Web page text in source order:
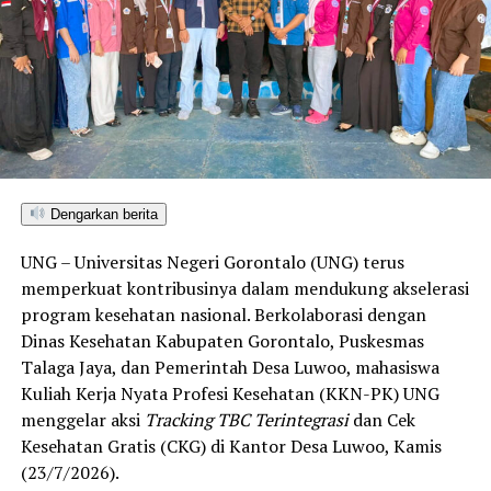
skor IKAD 2026 sebesar 6,39—posisi tertinggi dibanding
seluruh kabupaten/kota di Provinsi Gorontalo maupun
Sulawesi Utara. Skor ini melampaui target yang
ditetapkan dan mengantarkan Kota Gorontalo menjadi
satu-satunya daerah di wilayah tersebut yang
menembus kategori “Unggul”. Sementara kabupaten lain
di Gorontalo masih berada pada kategori “Berkembang”
tertinggi di kawasan SulutGo sebagaimana dipaparkan
dalam Rakorwil TPAKD,” ungkap Wawali Indra Gobel
usai kegiatan.
Indra menambahkan, skor IKAD ini membuktikan bahwa
tingkat keterjangkauan, pemanfaatan, serta inklusivitas
layanan keuangan bagi masyarakat di Kota Gorontalo
berada di posisi terdepan.
Dengarkan berita
UNG – Universitas Negeri Gorontalo (UNG) terus
memperkuat kontribusinya dalam mendukung akselerasi
program kesehatan nasional. Berkolaborasi dengan
Dinas Kesehatan Kabupaten Gorontalo, Puskesmas
Talaga Jaya, dan Pemerintah Desa Luwoo, mahasiswa
Kuliah Kerja Nyata Profesi Kesehatan (KKN-PK) UNG
menggelar aksi Tracking TBC Terintegrasidan Cek
Kesehatan Gratis (CKG) di Kantor Desa Luwoo, Kamis
(23/7/2026).